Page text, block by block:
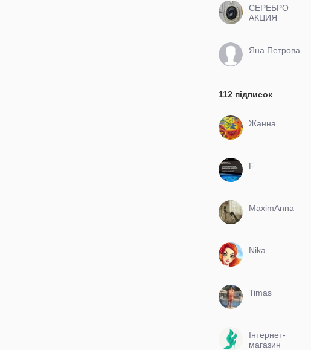
СЕРЕБРО
АКЦИЯ
Яна Петрова
112 підписок
Жанна
F
MaximAnna
Nika
Timas
Інтернет-
магазин